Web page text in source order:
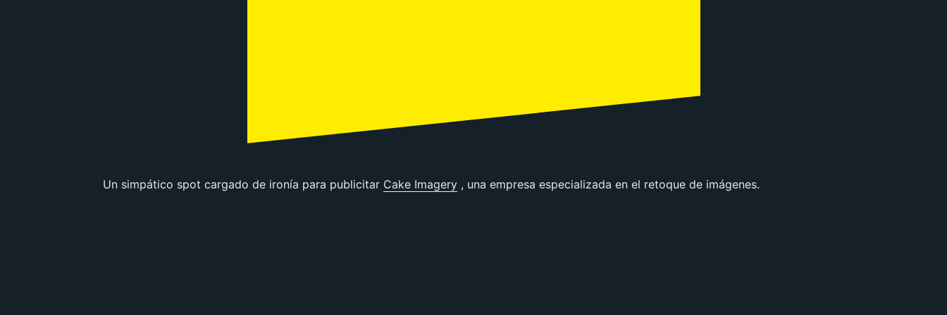
Un simpático spot cargado de ironía para publicitar Cake Imagery, una empresa especializada en el retoque de imágenes.